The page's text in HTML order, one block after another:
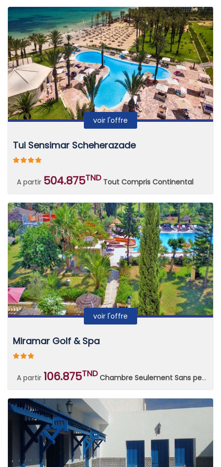
voir l'offre
Tui Sensimar Scheherazade
A partir 504.875TND Tout Compris Continental
voir l'offre
Miramar Golf & Spa
A partir 106.875TND Chambre Seulement Sans petit déjeuner